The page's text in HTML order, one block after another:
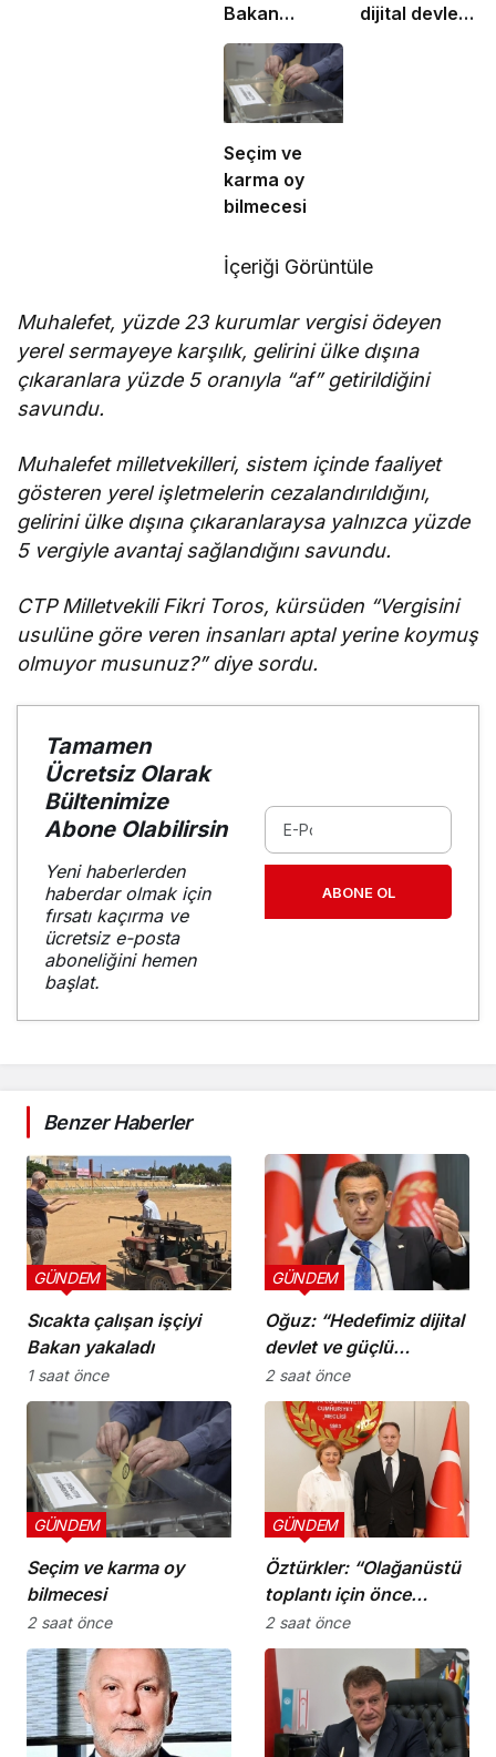
Bakan
yakaladı
dijital devlet
Seçim ve
karma oy
bilmecesi
İçeriği Görüntüle
Muhalefet, yüzde 23 kurumlar vergisi ödeyen
yerel sermayeye karşılık, gelirini ülke dışına
çıkaranlara yüzde 5 oranıyla “af” getirildiğini
savundu.
Muhalefet milletvekilleri, sistem içinde faaliyet
gösteren yerel işletmelerin cezalandırıldığını,
gelirini ülke dışına çıkaranlaraysa yalnızca yüzde
5 vergiyle avantaj sağlandığını savundu.
CTP Milletvekili Fikri Toros, kürsüden “Vergisini
usulüne göre veren insanları aptal yerine koymuş
olmuyor musunuz?” diye sordu.
Tamamen
Ücretsiz Olarak
Bültenimize
Abone Olabilirsin
Yeni haberlerden
haberdar olmak için
fırsatı kaçırma ve
ücretsiz e-posta
aboneliğini hemen
başlat.
ABONE OL
Benzer Haberler
Sıcakta çalışan işçiyi
Bakan yakaladı
GÜNDEM
1 saat önce
Oğuz: “Hedefimiz dijital
devlet ve güçlü
kurumlar”
GÜNDEM
2 saat önce
Seçim ve karma oy
bilmecesi
GÜNDEM
2 saat önce
Öztürkler: “Olağanüstü
toplantı için önce
komiteler gerekli
kararları üretmeli”
GÜNDEM
2 saat önce